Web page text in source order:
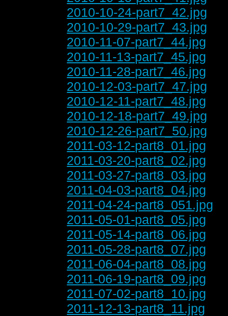
2010-10-24-part7_42.jpg
2010-10-29-part7_43.jpg
2010-11-07-part7_44.jpg
2010-11-13-part7_45.jpg
2010-11-28-part7_46.jpg
2010-12-03-part7_47.jpg
2010-12-11-part7_48.jpg
2010-12-18-part7_49.jpg
2010-12-26-part7_50.jpg
2011-03-12-part8_01.jpg
2011-03-20-part8_02.jpg
2011-03-27-part8_03.jpg
2011-04-03-part8_04.jpg
2011-04-24-part8_051.jpg
2011-05-01-part8_05.jpg
2011-05-14-part8_06.jpg
2011-05-28-part8_07.jpg
2011-06-04-part8_08.jpg
2011-06-19-part8_09.jpg
2011-07-02-part8_10.jpg
2011-12-13-part8_11.jpg